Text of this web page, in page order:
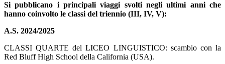
Si pubblicano i principali viaggi svolti negli ultimi anni che
hanno coinvolto le classi del triennio (III, IV, V):
A.S. 2024/2025
CLASSI QUARTE del LICEO LINGUISTICO: scambio con la
Red Bluff High School della California (USA).